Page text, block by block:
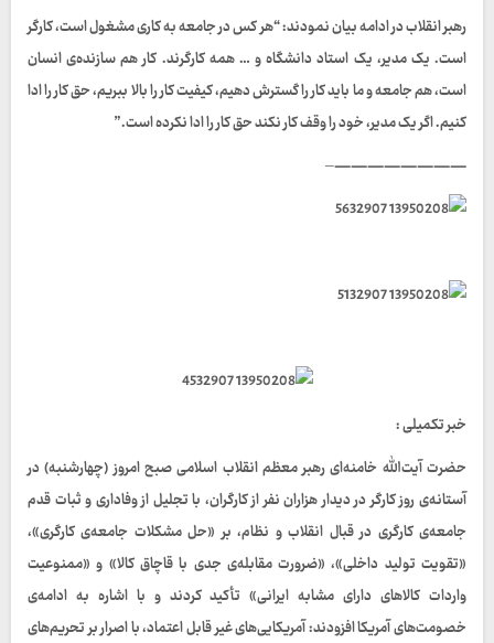
رهبر انقلاب در ادامه بیان نمودند: “هر کس در جامعه به کاری مشغول است، کارگر
است. یک مدیر، یک استاد دانشگاه و … همه کارگرند. کار هم سازنده‌ی انسان
است، هم جامعه و ما باید کار را گسترش دهیم، کیفیت کار را بالا ببریم، حق کار را ادا
کنیم. اگر یک مدیر، خود را وقف کار نکند حق کار را ادا نکرده است.”
————————–
خبر تکمیلی :
حضرت آیت‌الله خامنه‌ای رهبر معظم انقلاب اسلامی صبح امروز (چهارشنبه) در
آستانه‌ی روز کارگر در دیدار هزاران نفر از کارگران، با تجلیل از وفاداری و ثبات قدم
جامعه‌ی کارگری در قبال انقلاب و نظام، بر «حل مشکلات جامعه‌ی کارگری»،
«تقویت تولید داخلی»، «ضرورت مقابله‌ی جدی با قاچاق کالا» و «ممنوعیت
واردات کالاهای دارای مشابه ایرانی» تأکید کردند و با اشاره به ادامه‌ی
خصومت‌های آمریکا افزودند: آمریکایی‌های غیر قابل اعتماد، با اصرار بر تحریم‌های